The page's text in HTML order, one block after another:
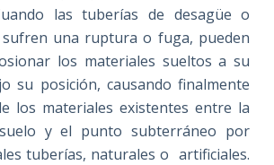
las tuberías de desagüe o
una ruptura o fuga, pueden
los materiales sueltos a su
su posición, causando finalmente
los materiales existentes entre la
y el punto subterráneo por
tuberías, naturales o artificiales.